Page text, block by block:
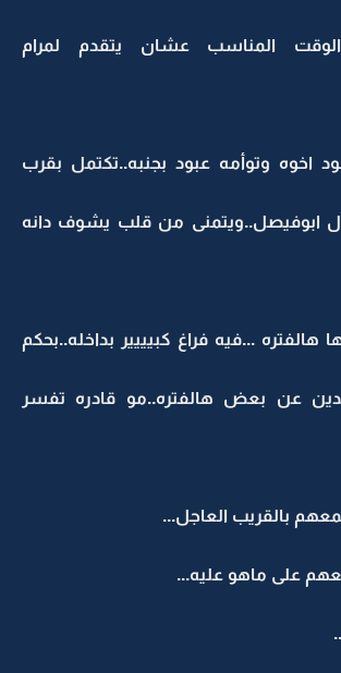
الوقت المناسب عشان يتقدم لمرام
اخوه وتوأمه عبود بجنبه..تكتمل بقرب
ابوفيصل..ويتمنى من قلب يشوف دانه
هالفتره ...فيه فراغ كبيييير بداخله..بحكم
عن بعض هالفتره..مو قادره تفسر
بالقريب العاجل...
على ماهو عليه...